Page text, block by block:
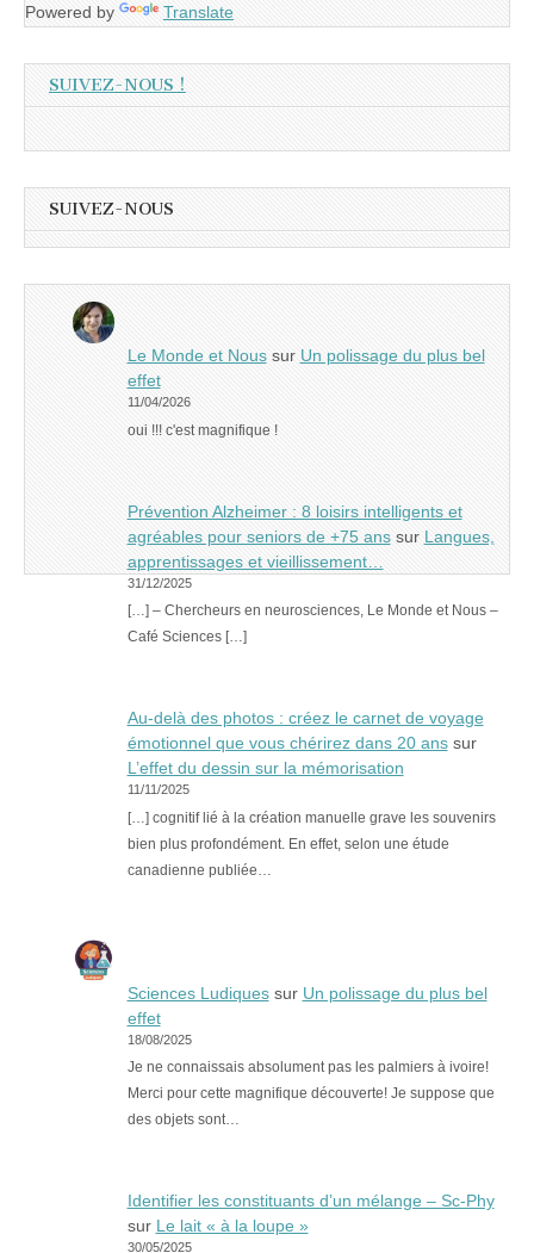
Powered by Translate
SUIVEZ-NOUS !
SUIVEZ-NOUS
Le Monde et Noussur Un polissage du plus bel
effet
11/04/2026
oui !!! c'est magnifique !
Prévention Alzheimer : 8 loisirs intelligents et
agréables pour seniors de +75 anssur Langues,
apprentissages et vieillissement…
31/12/2025
[…] – Chercheurs en neurosciences, Le Monde et Nous –
Café Sciences […]
Au-delà des photos : créez le carnet de voyage
émotionnel que vous chérirez dans 20 anssur
L’effet du dessin sur la mémorisation
11/11/2025
[…] cognitif lié à la création manuelle grave les souvenirs
bien plus profondément. En effet, selon une étude
canadienne publiée…
Sciences Ludiquessur Un polissage du plus bel
effet
18/08/2025
Je ne connaissais absolument pas les palmiers à ivoire!
Merci pour cette magnifique découverte! Je suppose que
des objets sont…
Identifier les constituants d’un mélange – Sc-Phy
sur Le lait « à la loupe »
30/05/2025